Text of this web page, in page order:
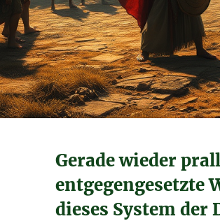
Gerade wieder
entgegengesetzte
dieses System der